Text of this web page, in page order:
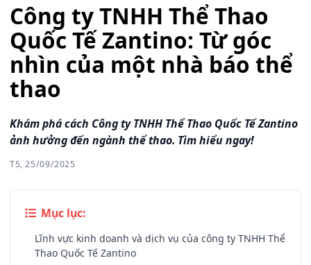
Công ty TNHH Thể Thao
Quốc Tế Zantino: Từ góc
nhìn của một nhà báo thể
thao
Khám phá cách Công ty TNHH Thể Thao Quốc Tế Zantino
ảnh hưởng đến ngành thể thao. Tìm hiểu ngay!
T5, 25/09/2025
Mục lục:
Lĩnh vực kinh doanh và dịch vụ của công ty TNHH Thể
Thao Quốc Tế Zantino